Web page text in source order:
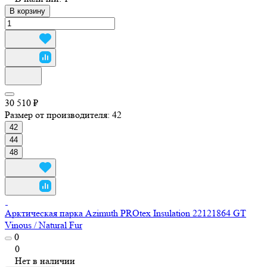
В корзину
30 510 ₽
Размер от производителя: 42
42
44
48
Арктическая парка Azimuth PROtex Insulation 22121864 GT
Vinous / Natural Fur
0
0
Нет в наличии